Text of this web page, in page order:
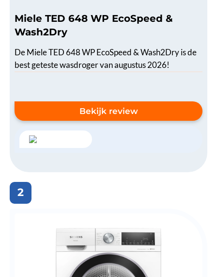
Miele TED 648 WP EcoSpeed &
Wash2Dry
De Miele TED 648 WP EcoSpeed & Wash2Dry is de
best geteste wasdroger van augustus 2026!
Bekijk review
2